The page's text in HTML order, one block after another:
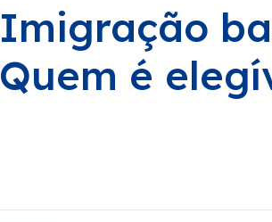
Imigração
Quem é